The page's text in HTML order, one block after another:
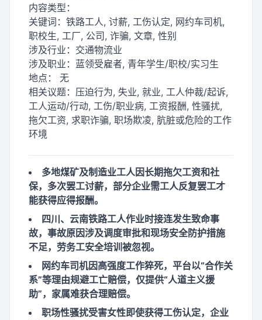
内容类型：
关键词： 铁路工人, 讨薪, 工伤认定, 网约车司机,
职校生, 工厂, 公司, 诈骗, 文章, 性别
涉及行业： 交通物流业
涉及职业： 蓝领受雇者, 青年学生/职校/实习生
地点： 无
相关议题： 压迫行为, 失业, 就业, 工人仲裁/起诉,
工人运动/行动, 工伤/职业病, 工资报酬, 性骚扰,
拖欠工资, 求职诈骗, 职场欺凌, 肮脏或危险的工作
环境
多地煤矿及制造业工人因长期拖欠工资和社
保，多次罢工讨薪，部分企业需工人反复罢工才
能获得应得报酬。
四川、云南铁路工人作业时接连发生致命事
故，事故原因涉及调度审批和现场安全防护措施
不足，劳务工安全培训被忽视。
网约车司机因高强度工作猝死，平台以“合作关
系”等理由规避工亡赔偿，仅提供“人道主义援
助”，家属难获合理赔偿。
职场性骚扰受害女性即使获得工伤认定，企业